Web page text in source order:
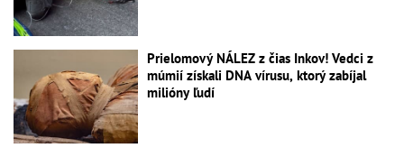
Prielomový NÁLEZ z čias Inkov! Vedci z
múmií získali DNA vírusu, ktorý zabíjal
milióny ľudí